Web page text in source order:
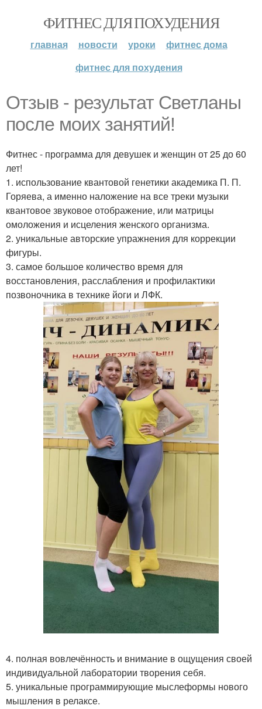
ФИТНЕС ДЛЯ ПОХУДЕНИЯ
главная новости уроки
фитнес дома
фитнес для похудения
Отзыв - результат Светланы
после моих занятий!
Фитнес - программа для девушек и женщин от 25 до 60
лет!
1. использование квантовой генетики академика П. П.
Горяева, а именно наложение на все треки музыки
квантовое звуковое отображение, или матрицы
омоложения и исцеления женского организма.
2. уникальные авторские упражнения для коррекции
фигуры.
3. самое большое количество время для
восстановления, расслабления и профилактики
позвоночника в технике йоги и ЛФК.
4. полная вовлечённость и внимание в ощущения своей
индивидуальной лаборатории творения себя.
5. уникальные программирующие мыслеформы нового
мышления в релаксе.